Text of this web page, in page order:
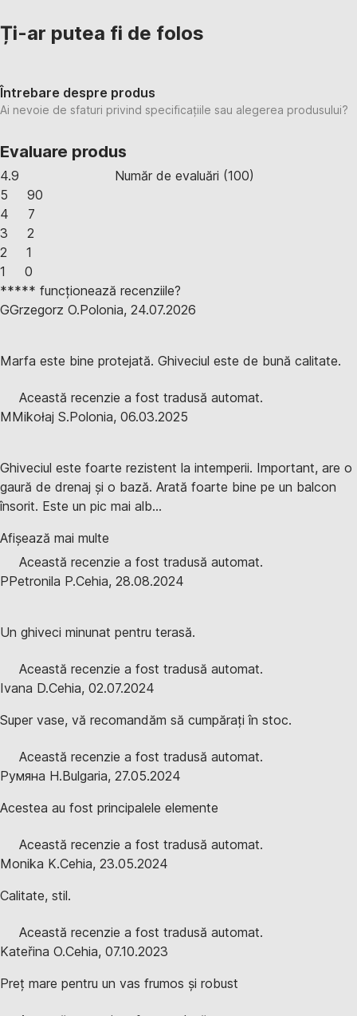
Ți-ar putea fi de folos
Întrebare despre produs
Ai nevoie de sfaturi privind specificațiile sau alegerea produsului?
Evaluare produs
4.9 Număr de evaluări (100)
5
90
4
7
3
2
2
1
1
0
***** funcționează recenziile?
GGrzegorz O.Polonia, 24.07.2026
Marfa este bine protejată. Ghiveciul este de bună calitate.
Această recenzie a fost tradusă automat.
MMikołaj S.Polonia, 06.03.2025
Ghiveciul este foarte rezistent la intemperii. Important, are o
gaură de drenaj și o bază. Arată foarte bine pe un balcon
însorit. Este un pic mai alb...
Afișează mai multe
Această recenzie a fost tradusă automat.
PPetronila P.Cehia, 28.08.2024
Un ghiveci minunat pentru terasă.
Această recenzie a fost tradusă automat.
Ivana D.Cehia, 02.07.2024
Super vase, vă recomandăm să cumpărați în stoc.
Această recenzie a fost tradusă automat.
Румяна Н.Bulgaria, 27.05.2024
Acestea au fost principalele elemente
Această recenzie a fost tradusă automat.
Monika K.Cehia, 23.05.2024
Calitate, stil.
Această recenzie a fost tradusă automat.
Kateřina O.Cehia, 07.10.2023
Preț mare pentru un vas frumos și robust